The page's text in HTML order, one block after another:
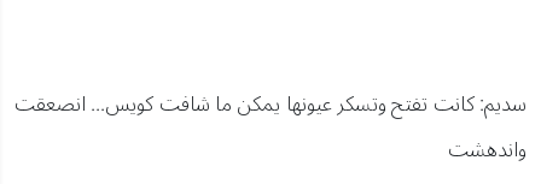
سديم: كانت تفتح وتسكر عيونها يمكن ما شافت كويس... انصعقت
واندهشت